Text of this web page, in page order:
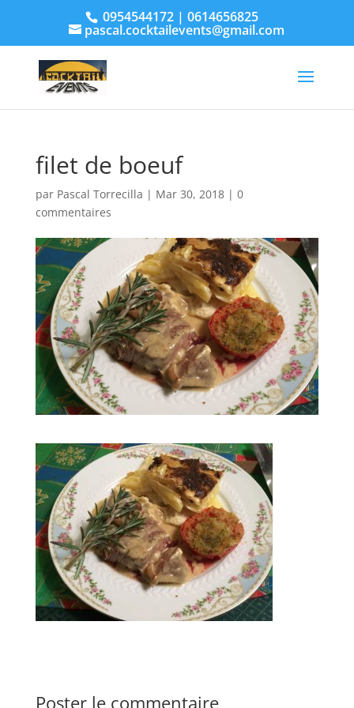
0954544172 | 0614656825
pascal.cocktailevents@gmail.com
filet de boeuf
par Pascal Torrecilla | Mar 30, 2018| 0
commentaires
Poster le commentaire